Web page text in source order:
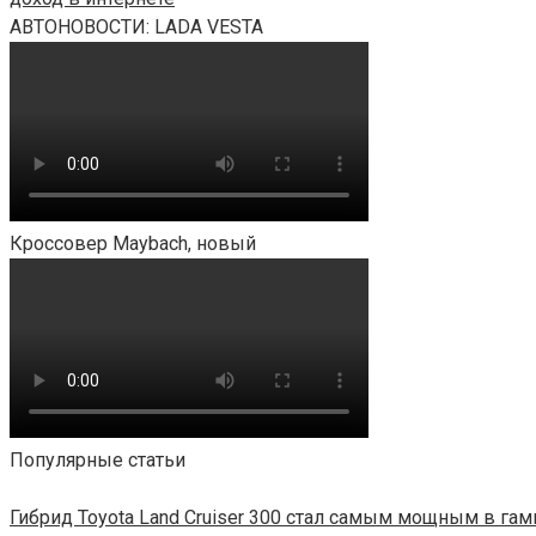
АВТОНОВОСТИ: LADA VESTA
Кроссовер Maybach, новый
Популярные статьи
Гибрид Toyota Land Cruiser 300 стал самым мощным в